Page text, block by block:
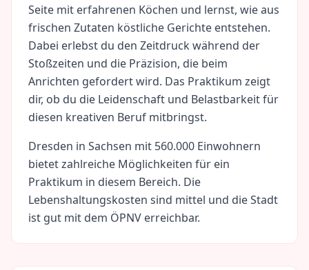
Seite mit erfahrenen Köchen und lernst, wie aus
frischen Zutaten köstliche Gerichte entstehen.
Dabei erlebst du den Zeitdruck während der
Stoßzeiten und die Präzision, die beim
Anrichten gefordert wird. Das Praktikum zeigt
dir, ob du die Leidenschaft und Belastbarkeit für
diesen kreativen Beruf mitbringst.
Dresden in Sachsen mit 560.000 Einwohnern
bietet zahlreiche Möglichkeiten für ein
Praktikum in diesem Bereich. Die
Lebenshaltungskosten sind mittel und die Stadt
ist gut mit dem ÖPNV erreichbar.